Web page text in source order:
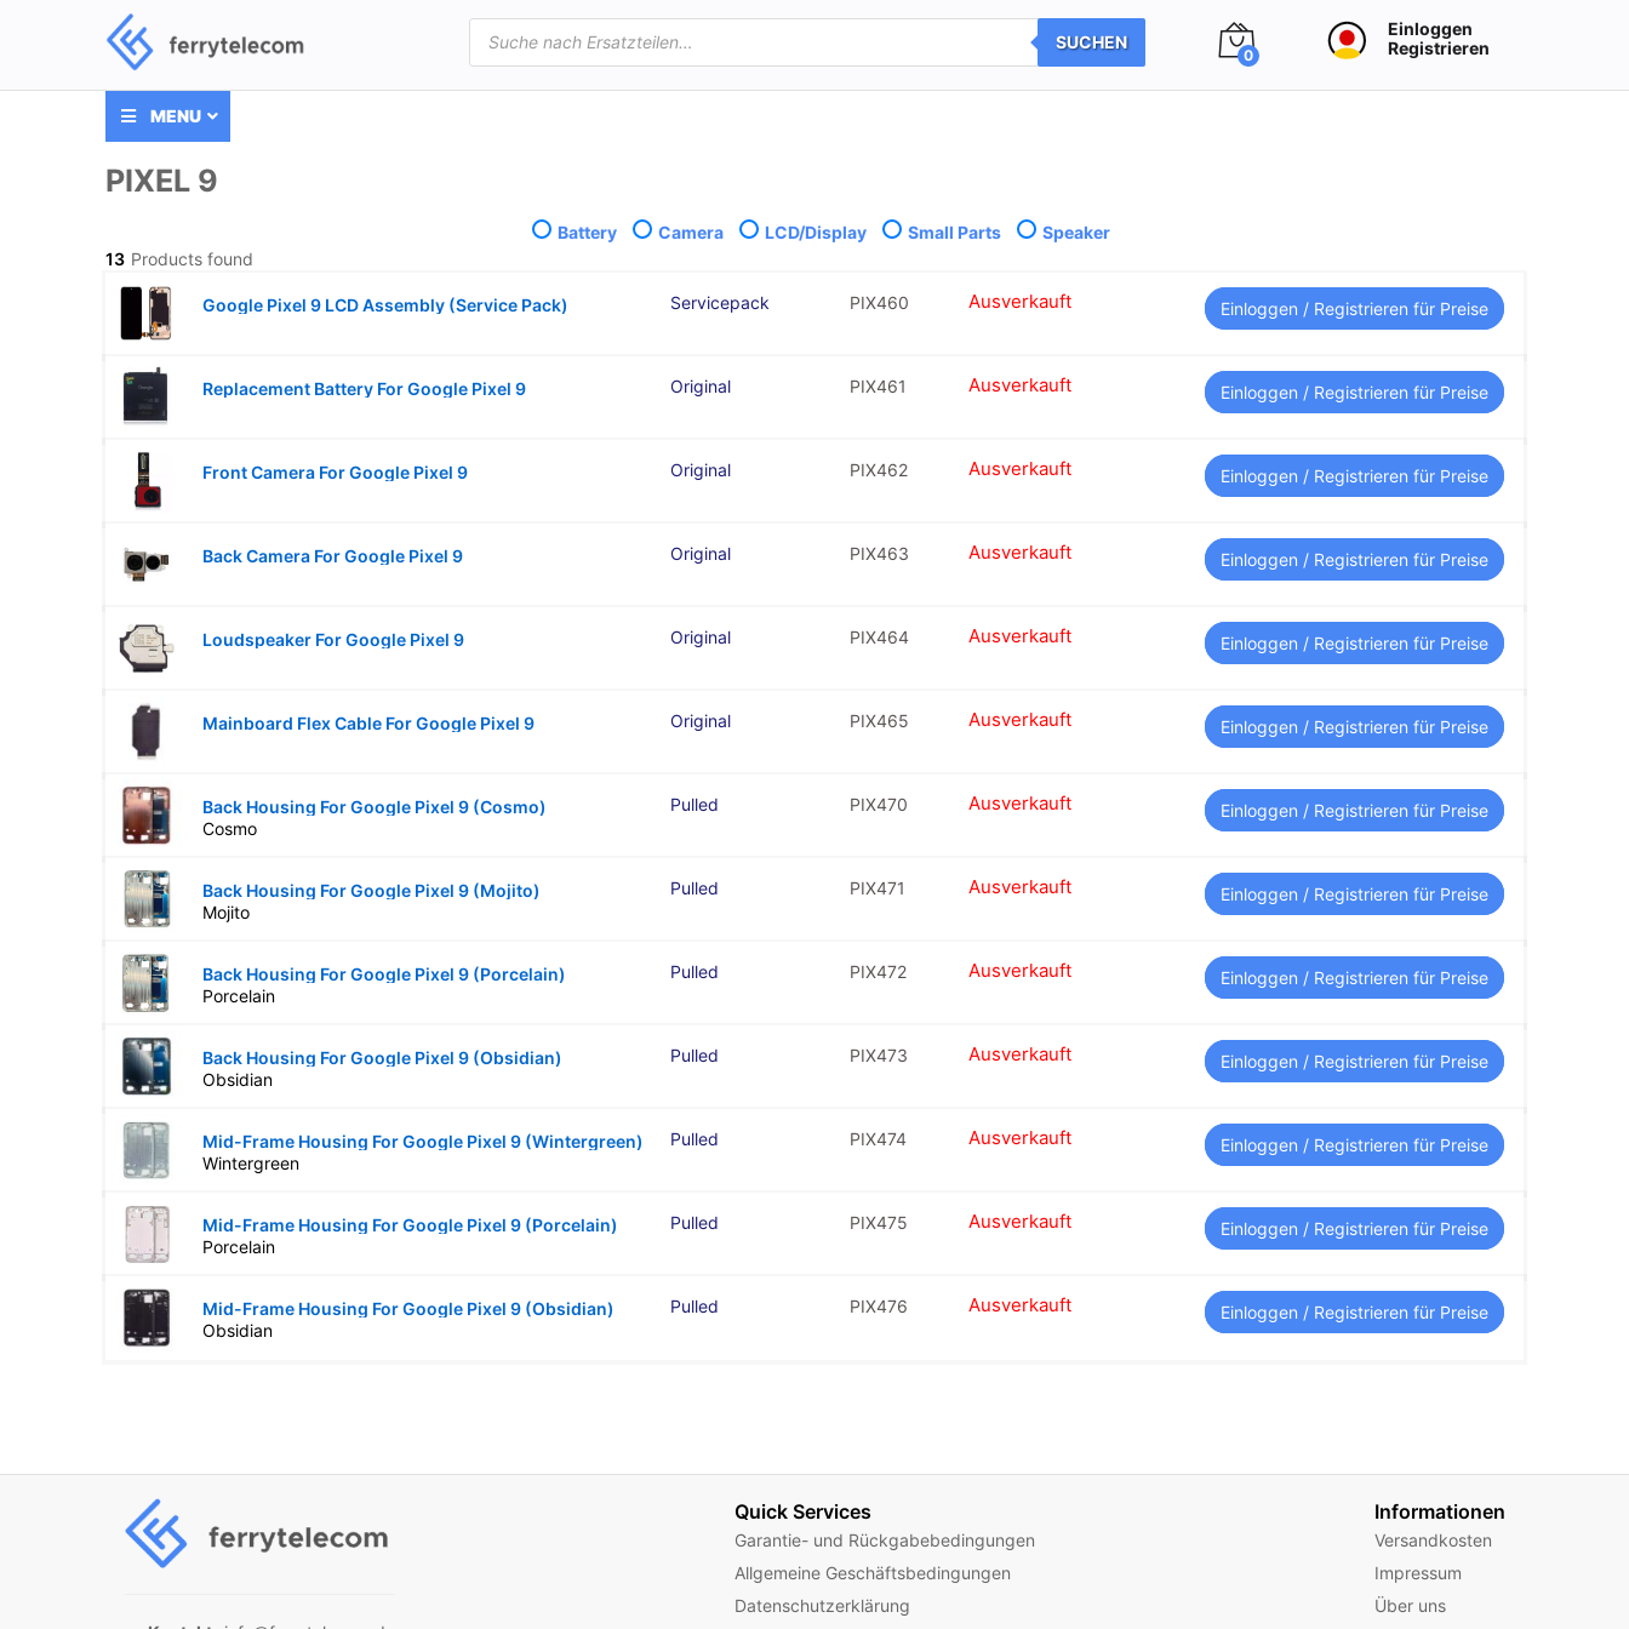
Products
search
SUCHEN
0
Einloggen
Registrieren
MENU
PIXEL 9
Battery Camera LCD/Display Small Parts
Speaker
13 Products found
Google Pixel 9 LCD Assembly (Service Pack) Servicepack PIX460 Ausverkauft Einloggen / Registrieren für Preise
Replacement Battery For Google Pixel 9 Original PIX461 Ausverkauft Einloggen / Registrieren für Preise
Front Camera For Google Pixel 9 Original PIX462 Ausverkauft Einloggen / Registrieren für Preise
Back Camera For Google Pixel 9 Original PIX463 Ausverkauft Einloggen / Registrieren für Preise
Loudspeaker For Google Pixel 9 Original PIX464 Ausverkauft Einloggen / Registrieren für Preise
Mainboard Flex Cable For Google Pixel 9 Original PIX465 Ausverkauft Einloggen / Registrieren für Preise
Back Housing For Google Pixel 9 (Cosmo)
Cosmo
Pulled PIX470 Ausverkauft Einloggen / Registrieren für Preise
Back Housing For Google Pixel 9 (Mojito)
Mojito
Pulled PIX471 Ausverkauft Einloggen / Registrieren für Preise
Back Housing For Google Pixel 9 (Porcelain)
Porcelain
Pulled PIX472 Ausverkauft Einloggen / Registrieren für Preise
Back Housing For Google Pixel 9 (Obsidian)
Obsidian
Pulled PIX473 Ausverkauft Einloggen / Registrieren für Preise
Mid-Frame Housing For Google Pixel 9 (Wintergreen)
Wintergreen
Pulled PIX474 Ausverkauft Einloggen / Registrieren für Preise
Mid-Frame Housing For Google Pixel 9 (Porcelain)
Porcelain
Pulled PIX475 Ausverkauft Einloggen / Registrieren für Preise
Mid-Frame Housing For Google Pixel 9 (Obsidian)
Obsidian
Pulled PIX476 Ausverkauft Einloggen / Registrieren für Preise
Quick Services
Garantie- und Rückgabebedingungen
Allgemeine Geschäftsbedingungen
Datenschutzerklärung
Informationen
Versandkosten
Impressum
Über uns